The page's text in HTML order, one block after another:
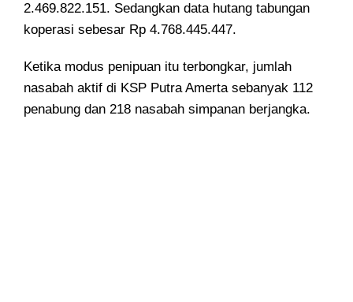
2.469.822.151. Sedangkan data hutang tabungan
koperasi sebesar Rp 4.768.445.447.
Ketika modus penipuan itu terbongkar, jumlah
nasabah aktif di KSP Putra Amerta sebanyak 112
penabung dan 218 nasabah simpanan berjangka.